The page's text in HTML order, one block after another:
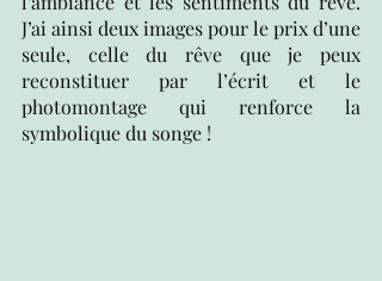
J’ai ainsi deux images pour le prix d’une
seule, celle du rêve que je peux
reconstituer par l’écrit et le
photomontage qui renforce la
symbolique du songe !